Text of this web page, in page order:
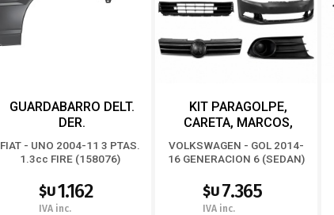
GUARDABARRO DELT.
DER.
FIAT - UNO 2004-11 3 PTAS.
1.3cc FIRE (158076)
$U1.162
IVA inc.
KIT PARAGOLPE,
CARETA, MARCOS,
REJILLA, GUÍAS,
SEMIOPTICAS
WVGOLG6
VOLKSWAGEN - GOL 2014-
16 GENERACION 6 (SEDAN)
$U7.365
IVA inc.